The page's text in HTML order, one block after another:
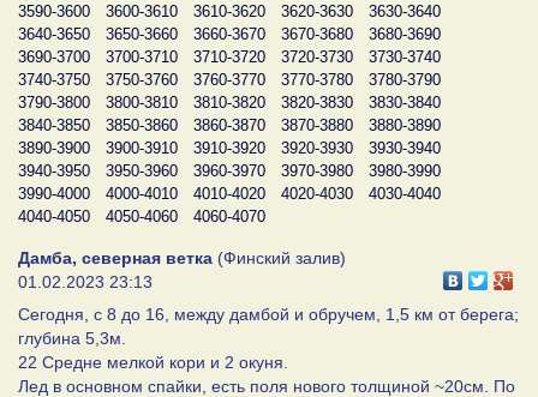
3590-3600
3600-3610 3610-3620 3620-3630
3630-3640
3640-3650
3650-3660 3660-3670 3670-3680
3680-3690
3690-3700
3700-3710 3710-3720 3720-3730
3730-3740
3740-3750
3750-3760 3760-3770 3770-3780
3780-3790
3790-3800
3800-3810 3810-3820 3820-3830
3830-3840
3840-3850
3850-3860 3860-3870 3870-3880
3880-3890
3890-3900
3900-3910 3910-3920 3920-3930
3930-3940
3940-3950
3950-3960 3960-3970 3970-3980
3980-3990
3990-4000
4000-4010 4010-4020 4020-4030
4030-4040
4040-4050
4050-4060 4060-4070
Дамба, северная ветка (Финский залив)
01.02.2023 23:13
Сегодня, с 8 до 16, между дамбой и обручем, 1,5 км от берега;
глубина 5,3м.
22 Средне мелкой кори и 2 окуня.
Лед в основном спайки, есть поля нового толщиной ~20см. По